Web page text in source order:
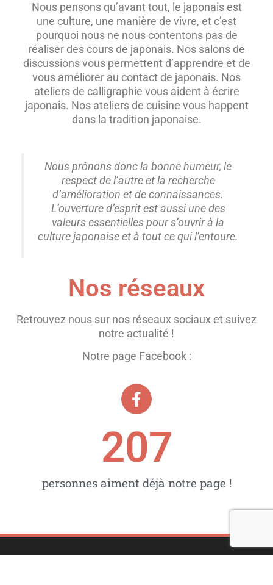
Nous pensons qu’avant tout, le japonais est
une culture, une manière de vivre, et c’est
pourquoi nous ne nous contentons pas de
réaliser des cours de japonais. Nos salons de
discussions vous permettent d’apprendre et de
vous améliorer au contact de japonais. Nos
ateliers de calligraphie vous aident à écrire
japonais. Nos ateliers de cuisine vous happent
dans la tradition japonaise.
Nous prônons donc la bonne humeur, le
respect de l’autre et la recherche
d’amélioration et de connaissances.
L’ouverture d’esprit est aussi une des
valeurs essentielles pour s’ouvrir à la
culture japonaise et à tout ce qui l’entoure.
Nos réseaux
Retrouvez nous sur nos réseaux sociaux et suivez
notre actualité !
Notre page Facebook :
personnes aiment déjà notre page !
207